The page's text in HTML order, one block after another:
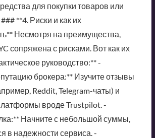
для покупки товаров или
**4. Риски и как их
Несмотря на преимущества,
сопряжена с рисками. Вот как их
руководство:** -
брокера:** Изучите отзывы
Reddit, Telegram-чаты) и
вроде Trustpilot. -
Начните с небольшой суммы,
в надежности сервиса. -